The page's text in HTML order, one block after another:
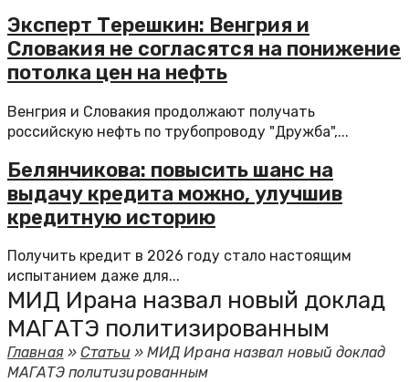
Эксперт Терешкин: Венгрия и
Словакия не согласятся на понижение
потолка цен на нефть
Венгрия и Словакия продолжают получать
российскую нефть по трубопроводу "Дружба",...
Белянчикова: повысить шанс на
выдачу кредита можно, улучшив
кредитную историю
Получить кредит в 2026 году стало настоящим
испытанием даже для...
МИД Ирана назвал новый доклад
МАГАТЭ политизированным
Главная»Статьи » МИД Ирана назвал новый доклад
МАГАТЭ политизированным